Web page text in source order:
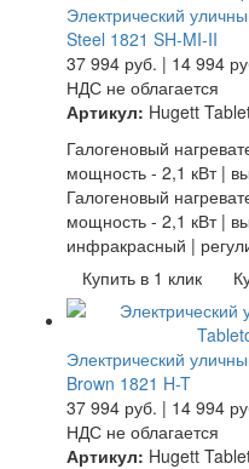
Электрический
Steel 1821 SH-MI-II
37 994 руб. | 14 994
НДС не облагается
Артикул: Hugett
Галогеновый
мощность - 2,1 кВт |
Галогеновый
мощность - 2,1 кВт |
инфракрасный |
Купить в 1 клик
Электрический
Brown 1821 H-T
37 994 руб. | 14 994
НДС не облагается
Артикул: Hugett